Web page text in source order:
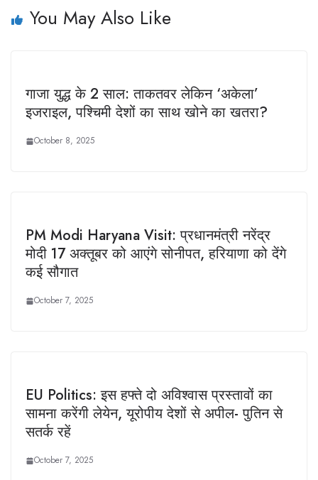
You May Also Like
गाजा युद्ध के 2 साल: ताकतवर लेकिन ‘अकेला’
इजराइल, पश्चिमी देशों का साथ खोने का खतरा?
October 8, 2025
PM Modi Haryana Visit: प्रधानमंत्री नरेंद्र
मोदी 17 अक्तूबर को आएंगे सोनीपत, हरियाणा को देंगे
कई सौगात
October 7, 2025
EU Politics: इस हफ्ते दो अविश्वास प्रस्तावों का
सामना करेंगी लेयेन, यूरोपीय देशों से अपील- पुतिन से
सतर्क रहें
October 7, 2025